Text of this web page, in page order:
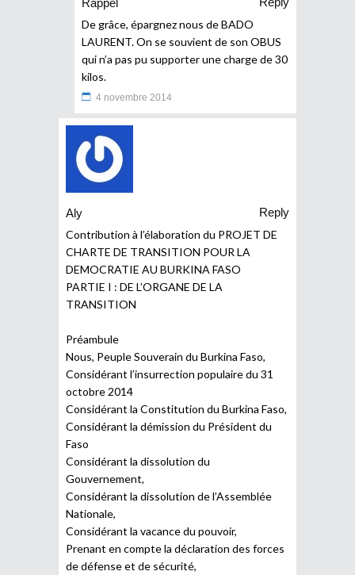
Rappel
De grâce, épargnez nous de BADO
LAURENT. On se souvient de son OBUS
qui n’a pas pu supporter une charge de 30
kilos.
4 novembre 2014
Aly
Reply
Contribution à l’élaboration du PROJET DE
CHARTE DE TRANSITION POUR LA
DEMOCRATIE AU BURKINA FASO
PARTIE I : DE L’ORGANE DE LA
TRANSITION
Préambule
Nous, Peuple Souverain du Burkina Faso,
Considérant l’insurrection populaire du 31
octobre 2014
Considérant la Constitution du Burkina Faso,
Considérant la démission du Président du
Faso
Considérant la dissolution du
Gouvernement,
Considérant la dissolution de l’Assemblée
Nationale,
Considérant la vacance du pouvoir,
Prenant en compte la déclaration des forces
de défense et de sécurité,